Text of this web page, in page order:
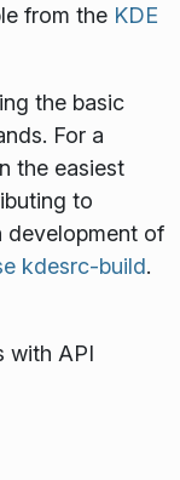
from the KDE
the basic
For a
the easiest
to
development of
kdesrc-build.
with API